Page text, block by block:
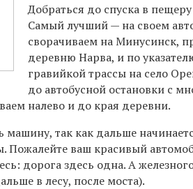
Добраться до спуска в
Самый лучший — на своем
сворачиваем на Минусинск,
деревню Нарва, и по
гравийкой трассы на село
до автобусной остановки с
налево и до края деревни.
машину, так как дальше
Пожалейте ваш красивый
дорога здесь одна. А
в лесу, после моста).